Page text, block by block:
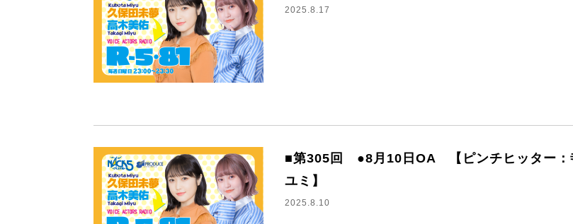
2025.8.17
■第305回 ●8月10日OA 【ピンチヒッター：
ユミ】
2025.8.10